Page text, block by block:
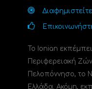
Το Ionian
Περιφερειακή
Πελοπόννησο, το
Ελλάδα. Ακόμη,